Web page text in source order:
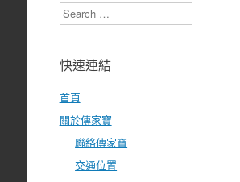
Search
快速連結
首頁
關於傳家寶
聯絡傳家寶
交通位置